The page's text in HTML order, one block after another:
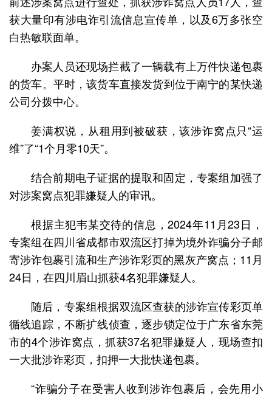
获大量印有涉电诈引流信息宣传单，以及6万多张空
白热敏联面单。
办案人员还现场拦截了一辆载有上万件快递包裹
的货车。平时，该货车直接发货到位于南宁的某快递
公司分拨中心。
姜满权说，从租用到被破获，该涉诈窝点只“运
维”了“1个月零10天”。
结合前期电子证据的提取和固定，专案组加强了
对涉案窝点犯罪嫌疑人的审讯。
根据主犯韦某交待的信息，2024年11月23日，
专案组在四川省成都市双流区打掉为境外诈骗分子邮
寄涉诈包裹引流和生产涉诈彩页的黑灰产窝点；11月
24日，在四川眉山抓获4名犯罪嫌疑人。
随后，专案组根据双流区查获的涉诈宣传彩页单
循线追踪，不断扩线侦查，逐步锁定位于广东省东莞
市的4个涉诈窝点，抓获37名犯罪嫌疑人，现场查扣
一大批涉诈彩页，扣押一大批快递包裹。
“诈骗分子在受害人收到涉诈包裹后，会先用小